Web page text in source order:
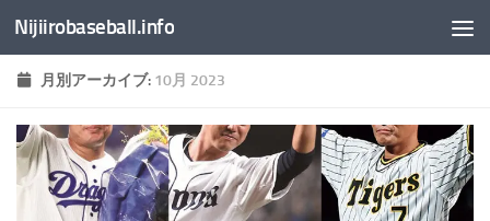
コンテンツへスキップ
Nijiirobaseball.info
月別アーカイブ: 10月 2023